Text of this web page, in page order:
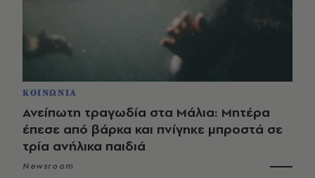
ΚΟΙΝΩΝΙΑ
Ανείπωτη τραγωδία στα Μάλια: Μητέρα
έπεσε από βάρκα και πνίγηκε μπροστά σε
τρία ανήλικα παιδιά
Newsroom